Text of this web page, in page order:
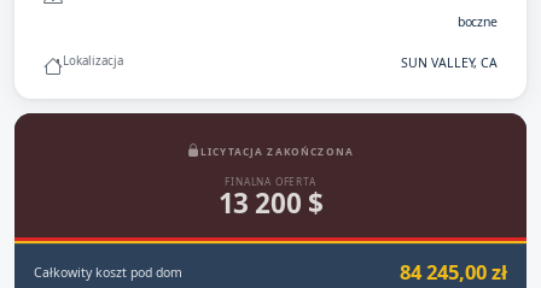
boczne
Lokalizacja SUN VALLEY, CA
LICYTACJA ZAKOŃCZONA
FINALNA OFERTA
13 200 $
Całkowity koszt pod dom 84 245,00 zł